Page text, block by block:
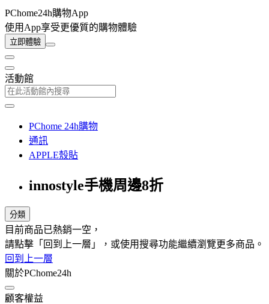
PChome24h購物App
使用App享受更優質的購物體驗
立即體驗
活動館
PChome 24h購物
通訊
APPLE殼貼
innostyle手機周邊8折
分類
目前商品已熱銷一空，
請點擊「回到上一層」，或使用搜尋功能繼續瀏覽更多商品。
回到上一層
關於PChome24h
顧客權益